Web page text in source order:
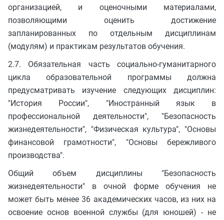
организацией, и оценочными материалами,
позволяющими оценить достижение
запланированных по отдельным дисциплинам
(модулям) и практикам результатов обучения.
2.7. Обязательная часть социально-гуманитарного
цикла образовательной программы должна
предусматривать изучение следующих дисциплин:
"История России", "Иностранный язык в
профессиональной деятельности", "Безопасность
жизнедеятельности", "Физическая культура", "Основы
финансовой грамотности", "Основы бережливого
производства".
Общий объем дисциплины "Безопасность
жизнедеятельности" в очной форме обучения не
может быть менее 36 академических часов, из них на
освоение основ военной службы (для юношей) - не